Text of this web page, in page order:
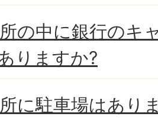
の中に銀行のキ
りますか?
に駐車場はあり